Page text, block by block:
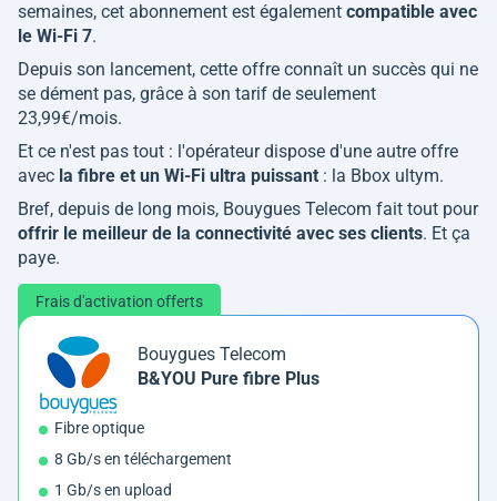
semaines, cet abonnement est également compatible avec
le Wi-Fi 7.
Depuis son lancement, cette offre connaît un succès qui ne
se dément pas, grâce à son tarif de seulement
23,99€/mois.
Et ce n'est pas tout : l'opérateur dispose d'une autre offre
avec la fibre et un Wi-Fi ultra puissant : la Bbox ultym.
Bref, depuis de long mois, Bouygues Telecom fait tout pour
offrir le meilleur de la connectivité avec ses clients. Et ça
paye.
Frais d'activation offerts
Bouygues Telecom
B&YOU Pure fibre Plus
Fibre optique
8 Gb/s en téléchargement
1 Gb/s en upload